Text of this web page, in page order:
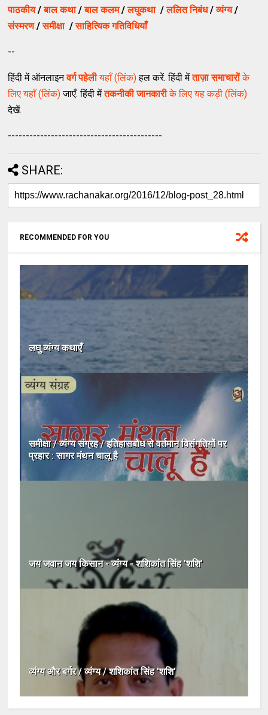
पाठकीय/बाल कथा/बाल कलम/लघुकथा/ललित निबंध/व्यंग्य/
संस्मरण/समीक्षा/साहित्यिक गतिविधियाँ
--
हिंदी में ऑनलाइनवर्ग पहेलीयहाँ (लिंक)हल करें. हिंदी मेंताज़ा समाचारोंके
लिए यहाँ (लिंक)जाएँ. हिंदी मेंतकनीकी जानकारीके लिए यह कड़ी (लिंक)
देखें.
-------------------------------------------
SHARE:
RECOMMENDED FOR YOU
लघु व्यंग्य कथाएँ
समीक्षा / व्यंग्य संग्रह / इतिहासबोध से वर्तमान विसंगतियों पर
प्रहार : सागर मंथन चालू है
जय जवान जय किसान - व्यंग्य - शशिकांत सिंह 'शशि'
व्यंग्य और बर्गर / व्यंग्य / शशिकांत सिंह 'शशि'